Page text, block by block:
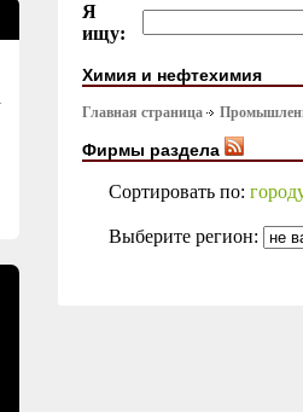
Я
ищу:
Химия и нефтехимия
Главная страница
Фирмы раздела
Сортировать по:
Выберите регион: